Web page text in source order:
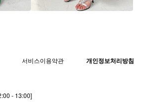
서비스이용약관 개인정보처리방침
- 13:00]